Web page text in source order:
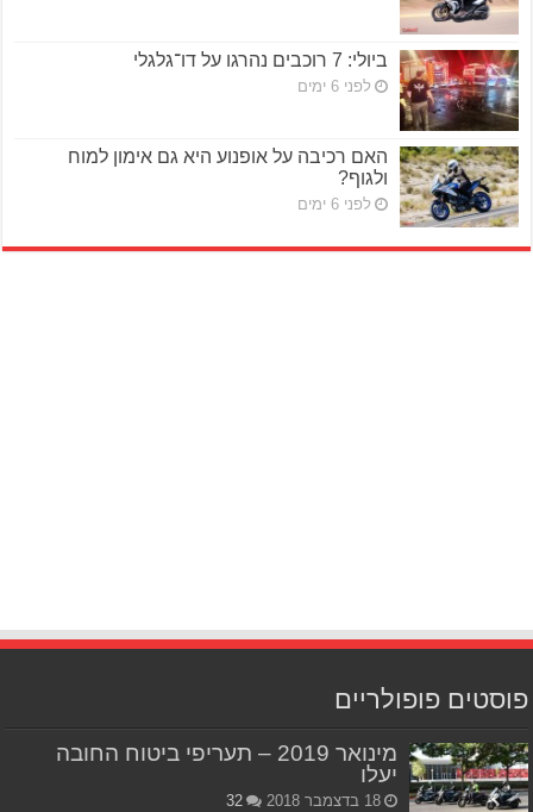
ביולי: 7 רוכבים נהרגו על דו־גלגלי
לפני 6 ימים
האם רכיבה על אופנוע היא גם אימון למוח
ולגוף?
לפני 6 ימים
פוסטים פופולריים
מינואר 2019 – תעריפי ביטוח החובה
יעלו
18 בדצמבר 2018 32